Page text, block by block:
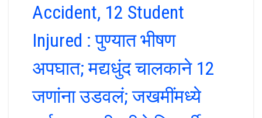
Accident, 12 Student
Injured : पुण्यात भीषण
अपघात; मद्यधुंद चालकाने 12
जणांना उडवलं; जखमींमध्ये